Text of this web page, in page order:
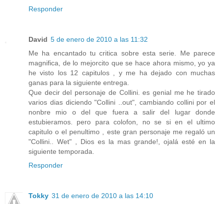
Responder
David 5 de enero de 2010 a las 11:32
Me ha encantado tu critica sobre esta serie. Me parece
magnifica, de lo mejorcito que se hace ahora mismo, yo ya
he visto los 12 capitulos , y me ha dejado con muchas
ganas para la siguiente entrega.
Que decir del personaje de Collini. es genial me he tirado
varios dias diciendo "Collini ..out", cambiando collini por el
nonbre mio o del que fuera a salir del lugar donde
estubieramos. pero para colofon, no se si en el ultimo
capitulo o el penultimo , este gran personaje me regaló un
"Collini.. Wet" , Dios es la mas grande!, ojalá esté en la
siguiente temporada.
Responder
Tokky 31 de enero de 2010 a las 14:10